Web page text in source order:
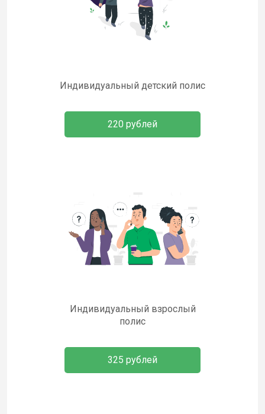
Индивидуальный детский полис
220 рублей
Индивидуальный взрослый
полис
325 рублей